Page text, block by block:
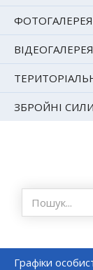
ФОТОГАЛЕРЕЯ
ВІДЕОГАЛЕРЕЯ
ЗБРОЙНІ
Графіки